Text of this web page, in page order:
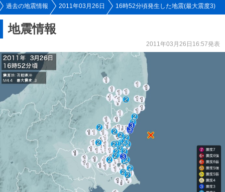
過去の地震情報 2011年03月26日 16時52分頃発生した地震(最大震度3)
地震情報
2011年03月26日16:57発表